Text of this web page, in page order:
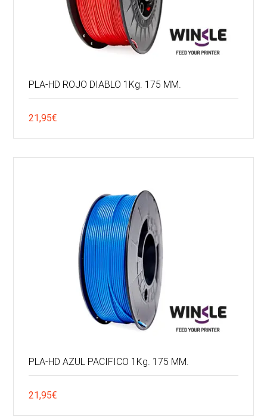
PLA-HD ROJO DIABLO 1Kg. 175 MM.
21,95€
PLA-HD AZUL PACIFICO 1Kg. 175 MM.
21,95€